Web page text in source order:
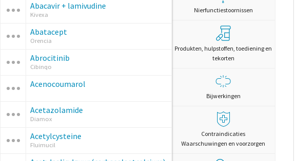
Abacavir + lamivudine
Kivexa
Abatacept
Orencia
Abrocitinib
Cibinqo
Acenocoumarol
Acetazolamide
Diamox
Acetylcysteine
Fluimucil
Nierfunctiestoornissen
Produkten, hulpstoffen, toediening en
tekorten
Bijwerkingen
Contraindicaties
Waarschuwingen en voorzorgen